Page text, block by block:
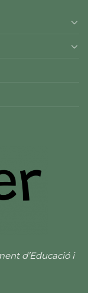
d’Educació i